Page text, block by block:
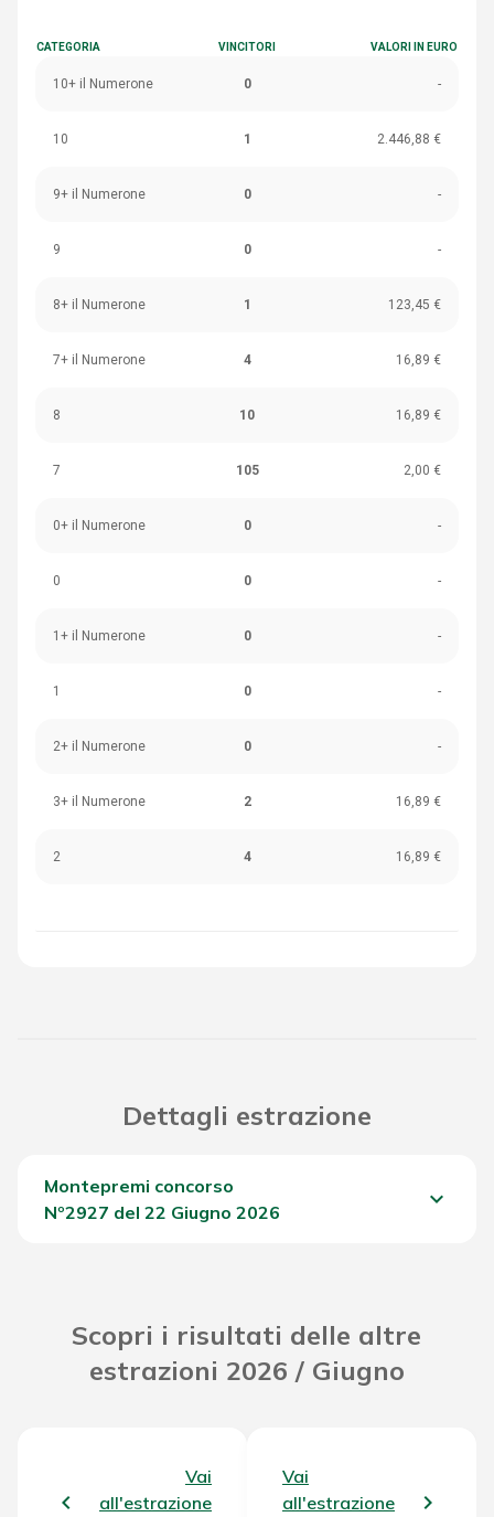
CATEGORIA VINCITORI VALORI IN EURO
10+ il Numerone 0 -
10 1 2.446,88 €
9+ il Numerone 0 -
9 0 -
8+ il Numerone 1 123,45 €
7+ il Numerone 4 16,89 €
8 10 16,89 €
7 105 2,00 €
0+ il Numerone 0 -
0 0 -
1+ il Numerone 0 -
1 0 -
2+ il Numerone 0 -
3+ il Numerone 2 16,89 €
2 4 16,89 €
Dettagli estrazione
Montepremi concorso
Nº2927 del 22 Giugno 2026
keyboard_arrow_down
Scopri i risultati delle altre
estrazioni 2026 / Giugno
Vai
all'estrazione
Vai
all'estrazione